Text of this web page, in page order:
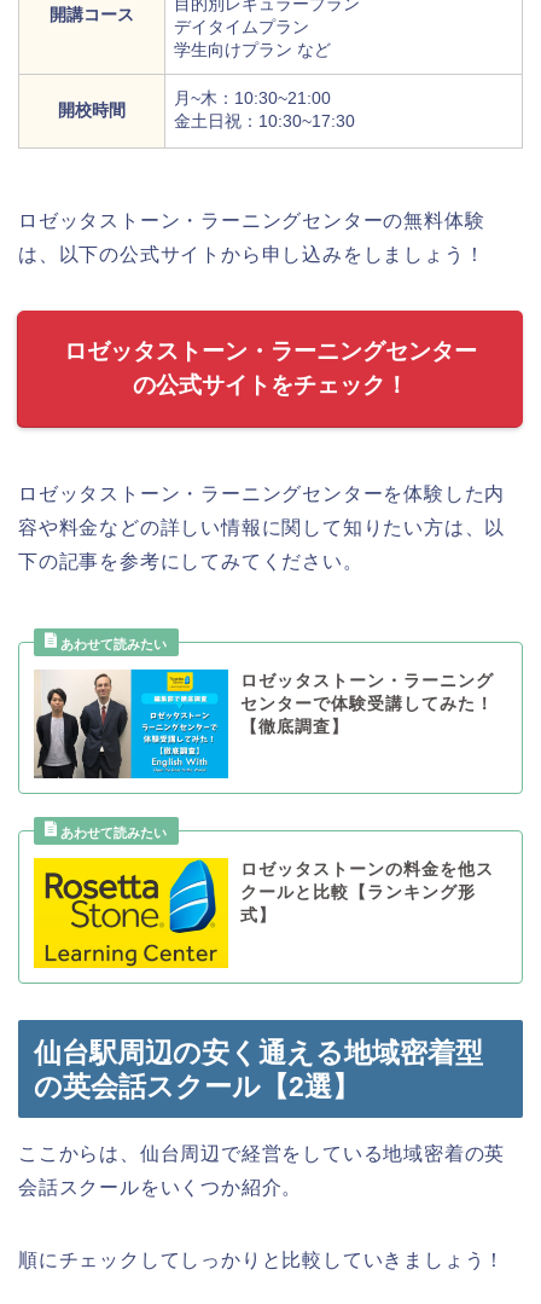
開講コース
デイタイムプラン
学生向けプラン など
開校時間
月~木：10:30~21:00
金土日祝：10:30~17:30
ロゼッタストーン・ラーニングセンターの無料体験
は、以下の公式サイトから申し込みをしましょう！
ロゼッタストーン・ラーニングセンター
の公式サイトをチェック！
ロゼッタストーン・ラーニングセンターを体験した内
容や料金などの詳しい情報に関して知りたい方は、以
下の記事を参考にしてみてください。
ロゼッタストーン・ラーニング
センターで体験受講してみた！
【徹底調査】
ロゼッタストーンの料金を他ス
クールと比較【ランキング形
式】
仙台駅周辺の安く通える地域密着型
の英会話スクール【2選】
ここからは、仙台周辺で経営をしている地域密着の英
会話スクールをいくつか紹介。
順にチェックしてしっかりと比較していきましょう！